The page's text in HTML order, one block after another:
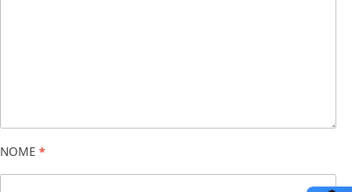
NOME *